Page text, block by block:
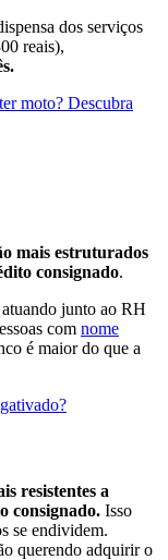
dos serviços
reais),
moto? Descubra
mais estruturados
consignado.
junto ao RH
com nome
é maior do que a
resistentes a
consignado. Isso
se endividem.
querendo adquirir o